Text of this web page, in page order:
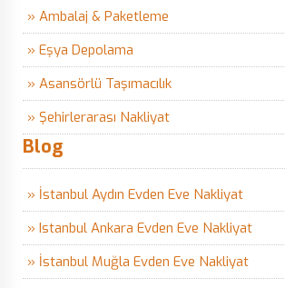
» Ambalaj & Paketleme
» Eşya Depolama
» Asansörlü Taşımacılık
» Şehirlerarası Nakliyat
Blog
» İstanbul Aydın Evden Eve Nakliyat
» Istanbul Ankara Evden Eve Nakliyat
» İstanbul Muğla Evden Eve Nakliyat